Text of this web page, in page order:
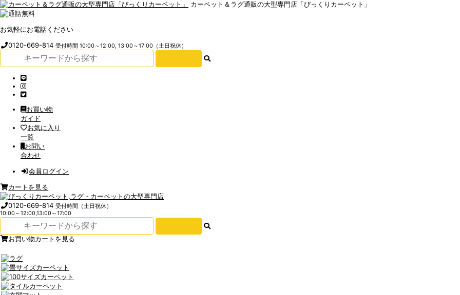
カーペット＆ラグ通販の大型専門店「びっくりカーペット」
お気軽にお電話ください
0120-669-814受付時間 10:00～12:00, 13:00～17:00（土日祝休）
お買い物
ガイド
お気に入り
一覧
お問い
合わせ
会員ログイン
カートを見る
0120-669-814受付時間（土日祝休）
10:00～12:00,13:00～17:00
お買い物カートを見る